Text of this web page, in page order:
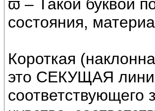
ϖ – Такой буквой
состояния,
Короткая
это СЕКУЩАЯ
соответствующего